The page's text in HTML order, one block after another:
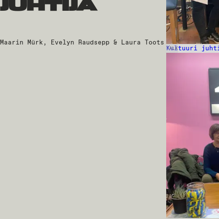
juhtija
Maarin Mürk, Evelyn Raudsepp & Laura Toots
Kultuuri
TALK